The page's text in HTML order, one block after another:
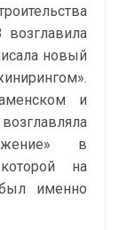
новый
и
в
на
именно